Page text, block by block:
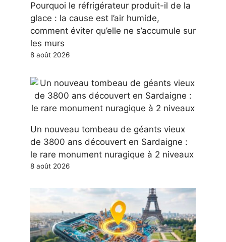
Pourquoi le réfrigérateur produit-il de la
glace : la cause est l’air humide,
comment éviter qu’elle ne s’accumule sur
les murs
8 août 2026
Un nouveau tombeau de géants vieux
de 3800 ans découvert en Sardaigne :
le rare monument nuragique à 2 niveaux
8 août 2026